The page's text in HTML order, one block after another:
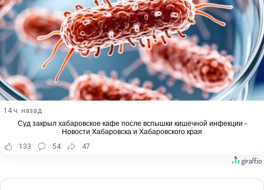
14 ч. назад
Суд закрыл хабаровское кафе после вспышки кишечной инфекции -
Новости Хабаровска и Хабаровского края
133
54 47